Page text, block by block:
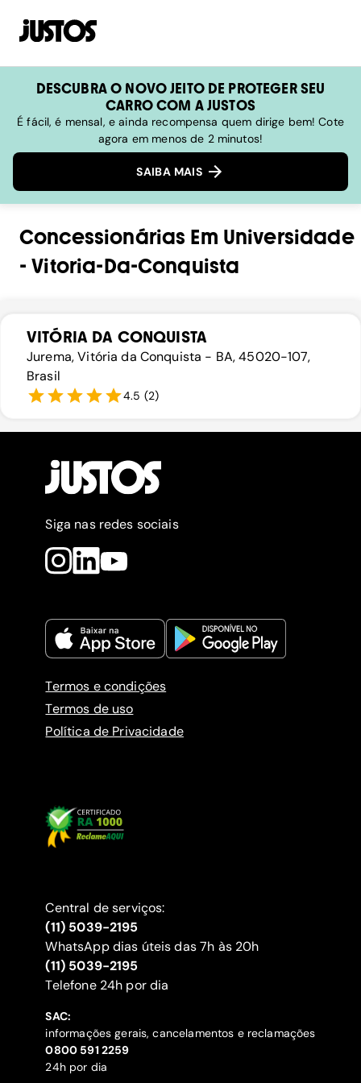
DESCUBRA O NOVO JEITO DE PROTEGER SEU
CARRO COM A JUSTOS
É fácil, é mensal, e ainda recompensa quem dirige bem! Cote
agora em menos de 2 minutos!
SAIBA MAIS
Concessionárias Em Universidade
-Vitoria-Da-Conquista
VITÓRIA DA CONQUISTA
Jurema, Vitória da Conquista - BA, 45020-107,
Brasil
4.5 (2)
Siga nas redes sociais
Termos e condições
Termos de uso
Política de Privacidade
Central de serviços:
(11) 5039-2195
WhatsApp dias úteis das 7h às 20h
(11) 5039-2195
‍Telefone 24h por dia
SAC:
informações gerais, cancelamentos e reclamações
‍0800 591 2259
24h por dia